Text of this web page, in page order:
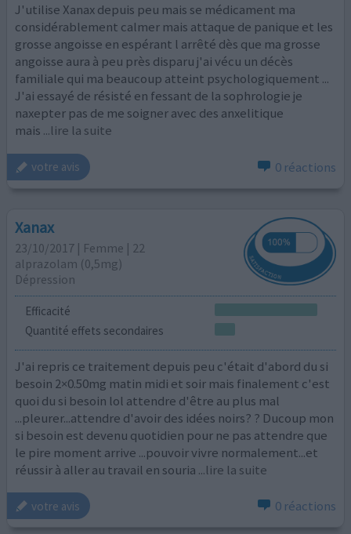
J'utilise Xanax depuis peu mais se médicament ma
considérablement calmer mais attaque de panique et les
grosse angoisse en espérant l arrêté dès que ma grosse
angoisse aura à peu près disparu j'ai vécu un décès
familiale qui ma beaucoup atteint psychologiquement ...
J'ai essayé de résisté en fessant de la sophrologie je
naxepter pas de me soigner avec des anxelitique
mais ...lire la suite
votre avis 0 réactions
Xanax
23/10/2017 | Femme | 22
alprazolam (0,5mg)
Dépression
Efficacité
Quantité effets secondaires
J'ai repris ce traitement depuis peu c'était d'abord du si
besoin 2×0.50mg matin midi et soir mais finalement c'est
quoi du si besoin lol attendre d'être au plus mal
...pleurer...attendre d'avoir des idées noirs? ? Ducoup mon
si besoin est devenu quotidien pour ne pas attendre que
le pire moment arrive ...pouvoir vivre normalement...et
réussir à aller au travail en souria ...lire la suite
votre avis 0 réactions